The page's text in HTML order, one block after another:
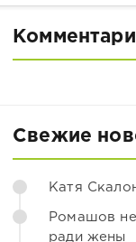
Свежие
Катя
Ромашов
ради жены